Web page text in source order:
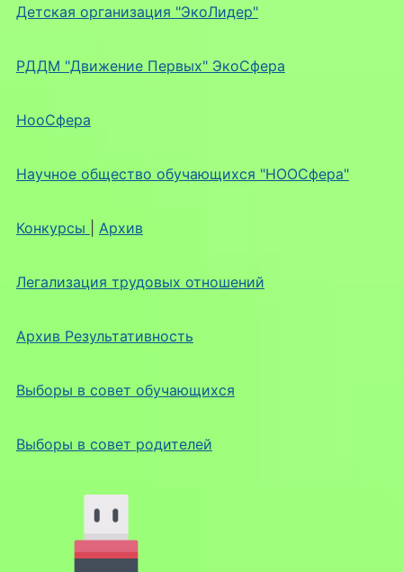
Детская организация "ЭкоЛидер"
РДДМ "Движение Первых" ЭкоСфера
НооСфера
Научное общество обучающихся "НООСфера"
Конкурсы Архив
Легализация трудовых отношений
Архив Результативность
Выборы в совет обучающихся
Выборы в совет родителей